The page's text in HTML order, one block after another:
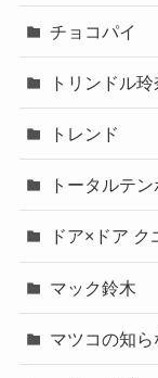
チョコパイ
トリンドル玲
トレンド
トータルテ
ドア×ドア ク
マック鈴木
マツコの知ら